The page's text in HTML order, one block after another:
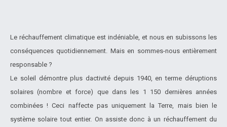
Le réchauffement climatique est indéniable, et nous en subissons les
conséquences quotidiennement. Mais en sommes-nous entièrement
responsable ?
Le soleil démontre plus dactivité depuis 1940, en terme déruptions
solaires (nombre et force) que dans les 1 150 dernières années
combinées ! Ceci naffecte pas uniquement la Terre, mais bien le
système solaire tout entier. On assiste donc à un réchauffement du